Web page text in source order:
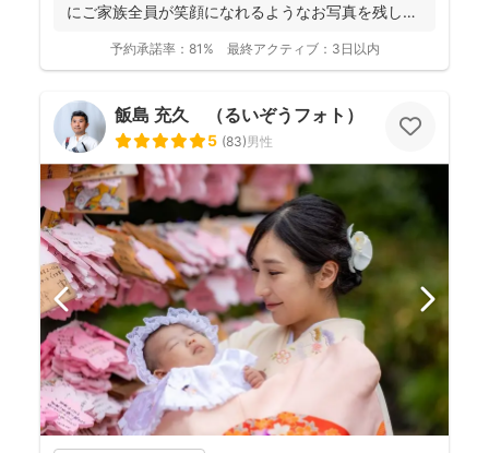
にご家族全員が笑顔になれるようなお写真を残し
予約承諾率： 81% 最終アクティブ： 3日以内
飯島 充久 （るいぞうフォト）
5 (83)男性